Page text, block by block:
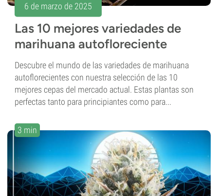
6 de marzo de 2025
Las 10 mejores variedades de
marihuana autofloreciente
Descubre el mundo de las variedades de marihuana
autoflorecientes con nuestra selección de las 10
mejores cepas del mercado actual. Estas plantas son
perfectas tanto para principiantes como para...
3 min